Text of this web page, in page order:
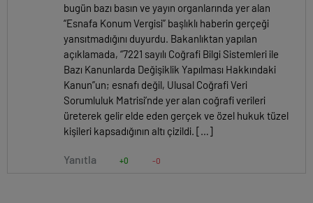
bugün bazı basın ve yayın organlarında yer alan
“Esnafa Konum Vergisi” başlıklı haberin gerçeği
yansıtmadığını duyurdu. Bakanlıktan yapılan
açıklamada, “7221 sayılı Coğrafi Bilgi Sistemleri ile
Bazı Kanunlarda Değişiklik Yapılması Hakkındaki
Kanun”un; esnafı değil, Ulusal Coğrafi Veri
Sorumluluk Matrisi’nde yer alan coğrafi verileri
üreterek gelir elde eden gerçek ve özel hukuk tüzel
kişileri kapsadığının altı çizildi. […]
Yanıtla +0 -0